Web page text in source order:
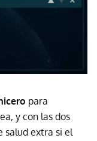
para
y con las dos
salud extra si el